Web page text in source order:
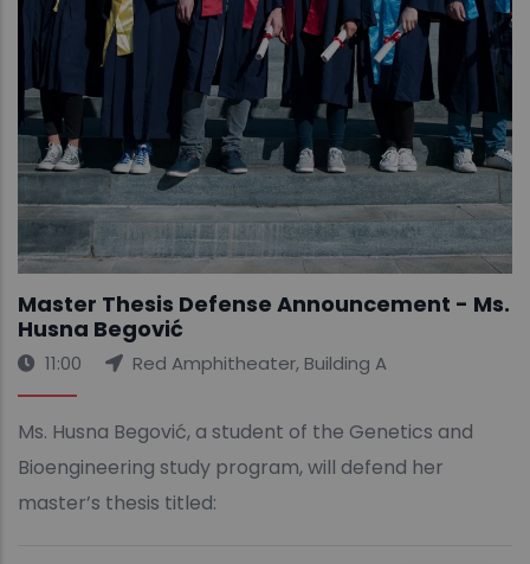
Master Thesis Defense Announcement - Ms.
Husna Begović
11:00 Red Amphitheater, Building A
Ms. Husna Begović, a student of the Genetics and
Bioengineering study program, will defend her
master’s thesis titled: